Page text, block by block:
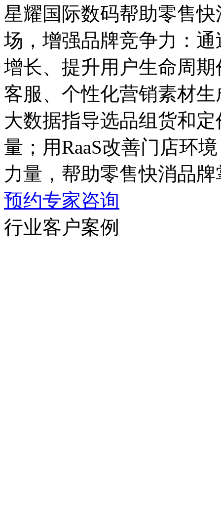
星耀国际数码帮助零售
场，增强品牌竞争力
增长、提升用户生命周
客服、个性化营销素材
大数据指导选品组货和定
量；用RaaS改善门店环境
力量，帮助零售快消品
预约专家咨询
行业客户案例